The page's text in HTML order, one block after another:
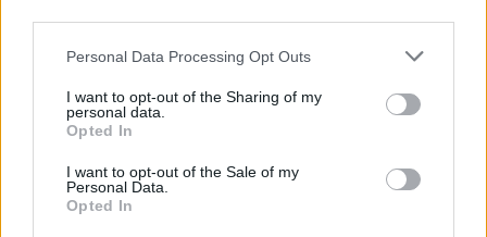
Personal Data Processing Opt Outs
I want to opt-out of the Sharing of my
personal data.
Opted In
I want to opt-out of the Sale of my
Personal Data.
Opted In
A post shared byDustin(@dusty_megadoodoo) on
Άλλος χρήστης έγραψε ότι η εξυπηρέτηση είναι
άψογη και οι υπάλληλοι πολύ φιλικοί, ενώ
υπάρχουν τραπεζάκια για αυτούς που θέλουν να